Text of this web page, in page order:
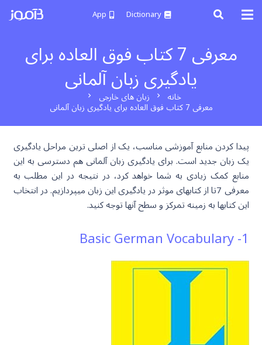
Dictionary
App
معرفی 7 کتاب فوق العاده برای
یادگیری زبان آلمانی
خانه chevron_right زبان های خارجی chevron_right
معرفی 7 کتاب فوق العاده برای یادگیری زبان آلمانی
پیدا کردن منابع آموزشی مناسب، یک از اصلی ترین مراحل یادگیری
یک زبان جدید است. برای یادگیری زبان آلمانی هم دسترسی به این
منابع کمک زیادی به شما خواهد کرد، در نتیجه در این مطلب به
معرفی 7تا از کتابهای موثر در یادگیری این زبان میپردازیم. در انتخاب
این کتابها به زمینه تمرکز و سطح آنها توجه کنید.
1- Basic German Vocabulary